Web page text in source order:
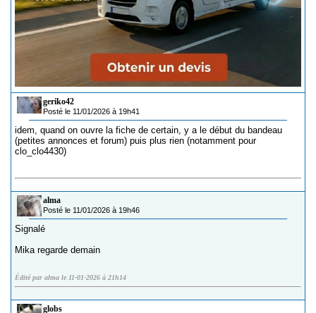
geriko42
Posté le 11/01/2026 à 19h41
idem, quand on ouvre la fiche de certain, y a le début du bandeau
(petites annonces et forum) puis plus rien (notamment pour
clo_clo4430)
alma
Posté le 11/01/2026 à 19h46
Signalé
Mika regarde demain
Édité par alma le 11-01-2026 à 21h14
globs